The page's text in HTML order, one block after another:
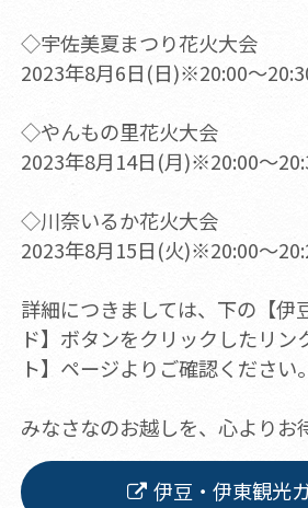
◇宇佐美夏まつり花火大会
2023年8月6日(日)※20:00～
◇やんもの里花火大会
2023年8月14日(月)※20:00～
◇川奈いるか花火大会
2023年8月15日(火)※20:00～
詳細につきましては、下の【伊
ド】ボタンをクリックしたリン
ト】ページよりご確認ください。
みなさなのお越しを、心よりお
伊豆・伊東観光